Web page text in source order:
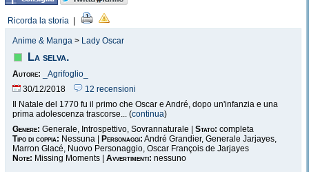
Ricorda la storia
Anime & Manga > Lady Oscar
La selva.
Autore:
_Agrifoglio_
30/12/2018
12 recensioni
Il Natale del 1770 fu il primo che Oscar e André, dopo un'infanzia e una
prima adolescenza trascorse... (continua)
Genere: Generale, Introspettivo, Sovrannaturale | Stato: completa
Tipo di coppia: Nessuna | Personaggi: André Grandier, Generale Jarjayes,
Marron Glacé, Nuovo Personaggio, Oscar François de Jarjayes
Note: Missing Moments | Avvertimenti: nessuno